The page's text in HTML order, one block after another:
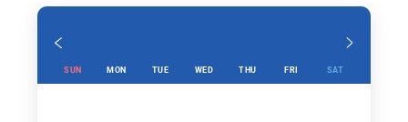
SUN MON TUE WED THU FRI SAT